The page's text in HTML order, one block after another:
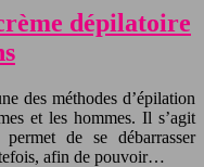
dépilatoire
des méthodes d’épilation
et les hommes. Il s’agit
de se débarrasser
afin de pouvoir…